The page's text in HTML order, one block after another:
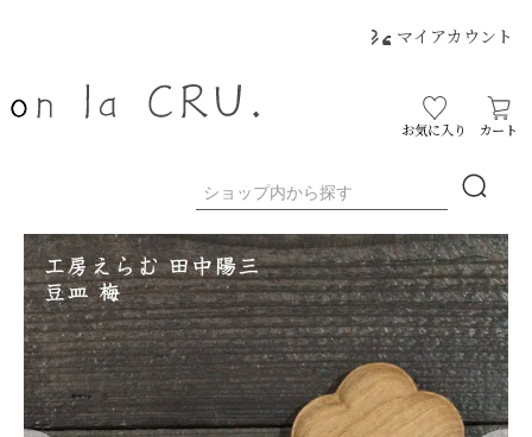
マイアカウント
お気に入り カート